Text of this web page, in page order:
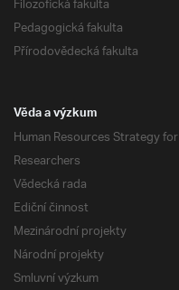
Pedagogická fakulta
Přírodovědecká fakulta
Věda a výzkum
Human Resources Strategy for
Researchers
Vědecká rada
Ediční činnost
Mezinárodní projekty
Národní projekty
Smluvní výzkum